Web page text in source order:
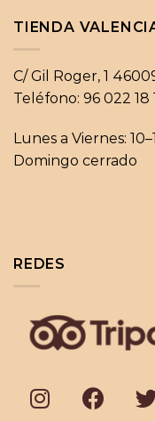
TIENDA
C/ Gil Roger, 1
Teléfono: 96 022 18
Lunes a Viernes:
Domingo cerrado
REDES